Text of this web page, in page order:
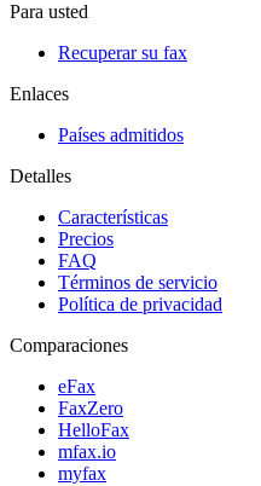
Para usted
Recuperar su fax
Enlaces
Países admitidos
Detalles
Características
Precios
FAQ
Términos de servicio
Política de privacidad
Comparaciones
eFax
FaxZero
HelloFax
mfax.io
myfax